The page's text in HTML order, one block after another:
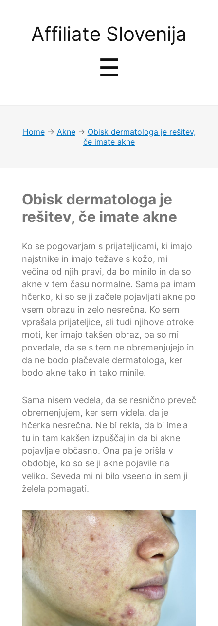
Affiliate
Slovenija
Affiliate Slovenija
☰
Home → Akne → Obisk dermatologa je rešitev,
če imate akne
Obisk dermatologa je
rešitev, če imate akne
Ko se pogovarjam s prijateljicami, ki imajo
najstnike in imajo težave s kožo, mi
večina od njih pravi, da bo minilo in da so
akne v tem času normalne. Sama pa imam
hčerko, ki so se ji začele pojavljati akne po
vsem obrazu in zelo nesrečna. Ko sem
vprašala prijateljice, ali tudi njihove otroke
moti, ker imajo takšen obraz, pa so mi
povedale, da se s tem ne obremenjujejo in
da ne bodo plačevale dermatologa, ker
bodo akne tako in tako minile.
Sama nisem vedela, da se resnično preveč
obremenjujem, ker sem videla, da je
hčerka nesrečna. Ne bi rekla, da bi imela
tu in tam kakšen izpuščaj in da bi akne
pojavljale občasno. Ona pa je prišla v
obdobje, ko so se ji akne pojavile na
veliko. Seveda mi ni bilo vseeno in sem ji
želela pomagati.